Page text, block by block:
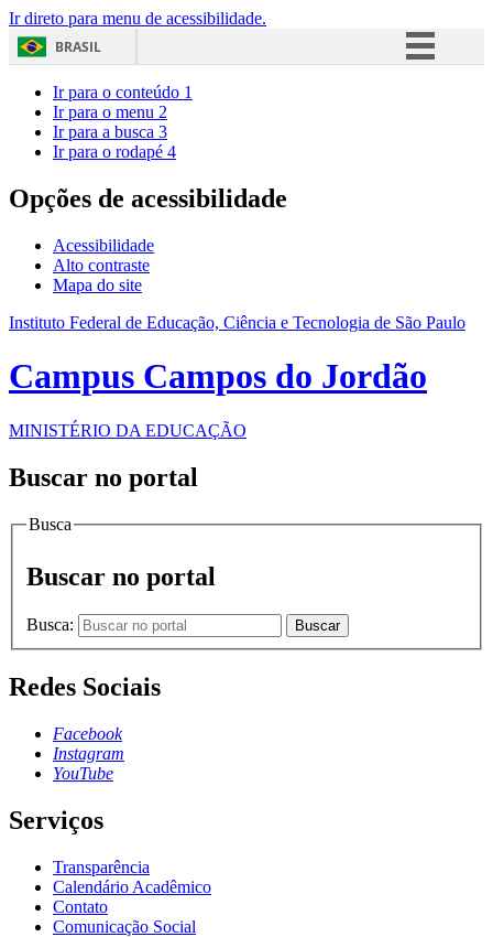
Ir direto para menu de acessibilidade.
BRASIL
Acesso à informação
Ir para o conteúdo 1
Ir para o menu 2
Ir para a busca 3
Ir para o rodapé 4
Opções de acessibilidade
Acessibilidade
Alto contraste
Mapa do site
Instituto Federal de Educação, Ciência e Tecnologia de São Paulo
Campus Campos do Jordão
MINISTÉRIO DA EDUCAÇÃO
Buscar no portal
Busca
Buscar no portal
Busca: Buscar
Redes Sociais
Facebook
Instagram
YouTube
Serviços
Transparência
Calendário Acadêmico
Contato
Comunicação Social